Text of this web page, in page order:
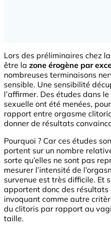
Lors des préliminaires chez
être la zone érogène par
nombreuses terminaisons
sensible. Une sensibilité
l’affirmer. Des études dans
sexuelle ont été menées,
rapport entre orgasme
donner de résultats
Pourquoi ? Car ces études
portent sur un nombre
sorte qu’elles ne sont pas
mesurer l’intensité de
survenue est très difficile. Et
apportent donc des
invoquant comme autre
du clitoris par rapport au
taille.